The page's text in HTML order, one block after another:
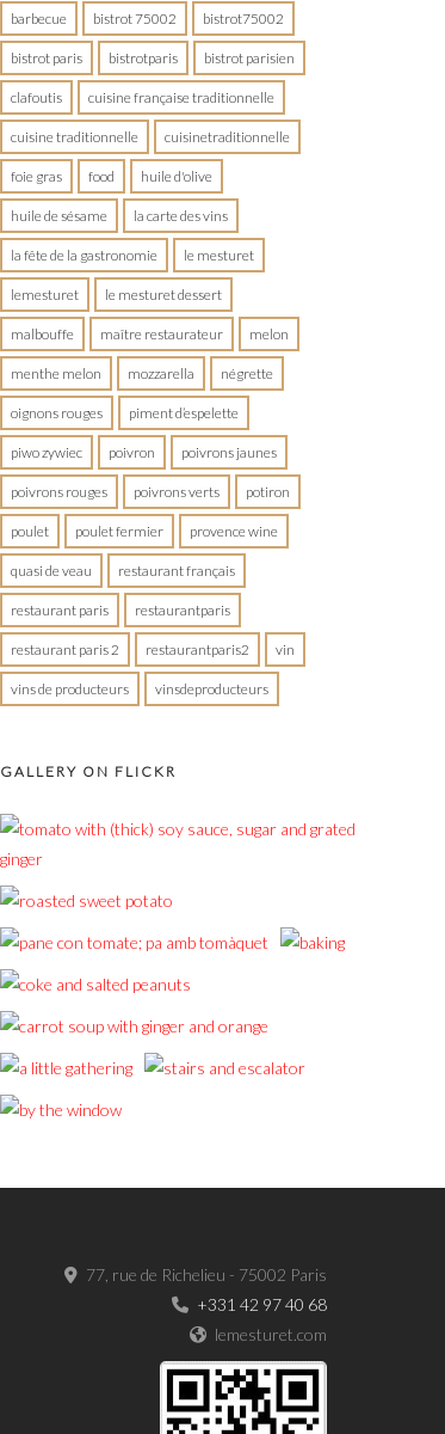
barbecue bistrot 75002 bistrot75002
bistrot paris bistrotparis bistrot parisien
clafoutis cuisine française traditionnelle
cuisine traditionnelle cuisinetraditionnelle
foie gras food huile d'olive
huile de sésame la carte des vins
la fête de la gastronomie le mesturet
lemesturet le mesturet dessert
malbouffe maître restaurateur melon
menthe melon mozzarella négrette
oignons rouges piment d’espelette
piwo zywiec poivron poivrons jaunes
poivrons rouges poivrons verts potiron
poulet poulet fermier provence wine
quasi de veau restaurant français
restaurant paris restaurantparis
restaurant paris 2 restaurantparis2 vin
vins de producteurs vinsdeproducteurs
GALLERY ON FLICKR
77, rue de Richelieu - 75002 Paris
+331 42 97 40 68
lemesturet.com